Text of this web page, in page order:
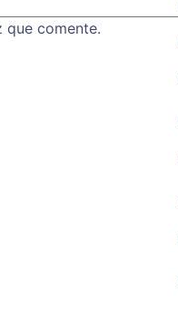
que comente.